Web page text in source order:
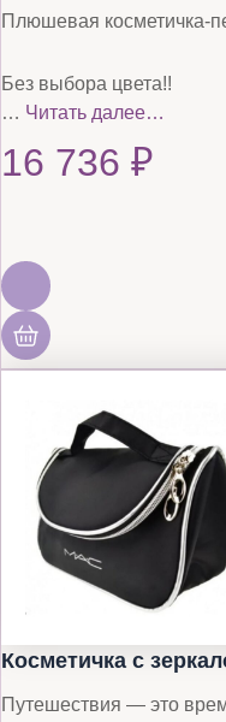
Плюшевая косметичка-
Без выбора цвета!!
… Читать далее…
16 736 ₽
Косметичка с
Путешествия — это